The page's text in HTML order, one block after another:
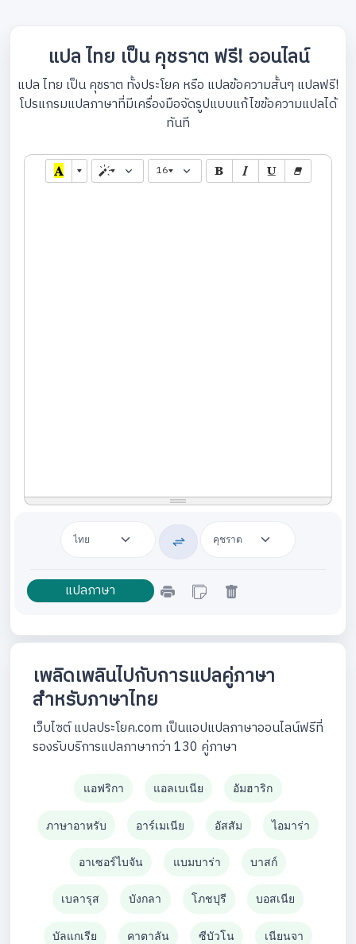
แปล ไทย เป็น คุชราต ฟรี! ออนไลน์
แปล ไทย เป็น คุชราต ทั้งประโยค หรือ แปลข้อความสั้นๆ แปลฟรี!
โปรแกรมแปลภาษาที่มีเครื่องมือจัดรูปแบบแก้ไขข้อความแปลได้
ทันที
16
เพลิดเพลินไปกับการแปลคู่ภาษา
สำหรับภาษาไทย
เว็บไซต์ แปลประโยค.com เป็นแอปแปลภาษาออนไลน์ฟรีที่
รองรับบริการแปลภาษากว่า 130 คู่ภาษา
แอฟริกา แอลเบเนีย อัมฮาริก
ภาษาอาหรับ อาร์เมเนีย อัสสัม ไอมาร่า
อาเซอร์ไบจัน แบมบาร่า บาสก์
เบลารุส บังกลา โภชปุรี บอสเนีย
บัลแกเรีย คาตาลัน ซีบัวโน เนียนจา